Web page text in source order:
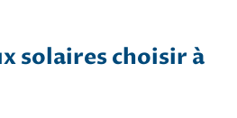
solaires choisir à